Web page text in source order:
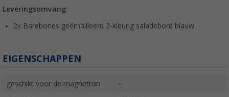
Leveringsomvang:
2x Barebones geëmailleerd 2-kleurig saladebord blauw
EIGENSCHAPPEN
geschikt voor de magnetron -